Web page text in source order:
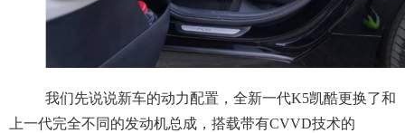
我们先说说新车的动力配置，全新一代K5凯酷更换了和
上一代完全不同的发动机总成，搭载带有CVVD技术的